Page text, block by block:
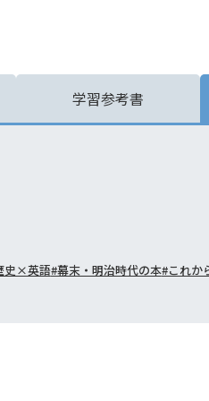
学習参考書
史×英語#幕末・明治時代の本#これか